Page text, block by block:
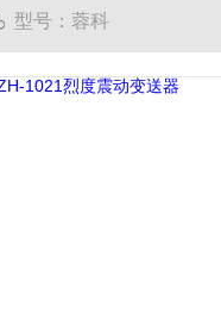
型号：蓉科